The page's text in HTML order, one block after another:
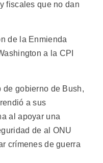
fiscales que no dan
de la Enmienda
a la CPI
gobierno de Bush,
a sus
al apoyar una
de al ONU
crímenes de guerra